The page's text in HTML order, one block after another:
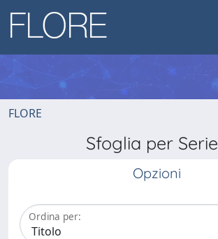
FLORE
Sfoglia per Serie
Opzioni
Ordina per: